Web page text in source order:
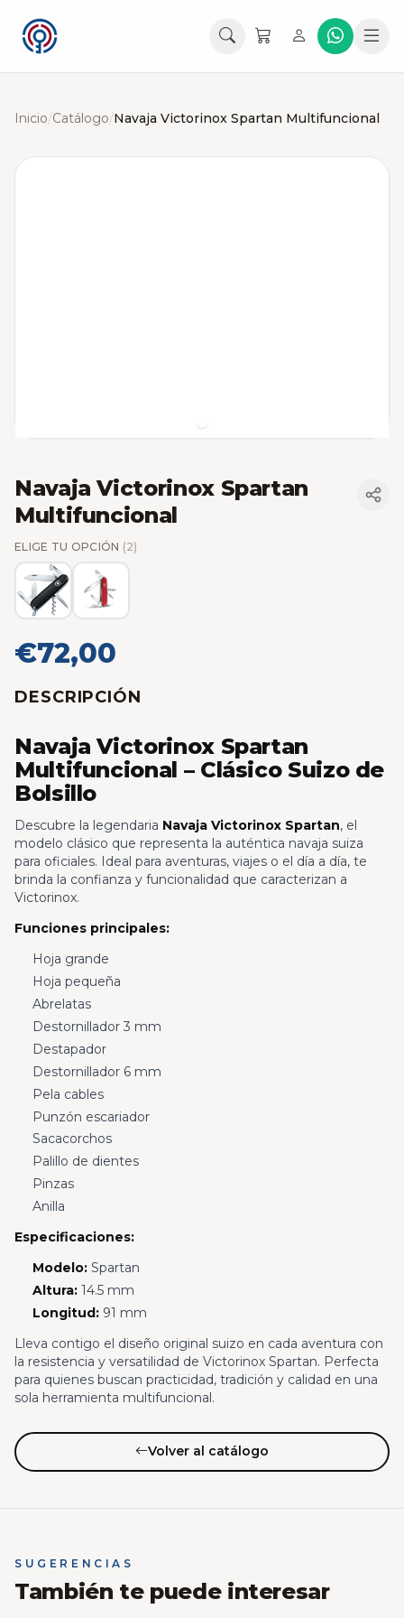
Inicio/Catálogo/Navaja Victorinox Spartan Multifuncional
Navaja Victorinox Spartan
Multifuncional
ELIGE TU OPCIÓN (2)
€72,00
DESCRIPCIÓN
Navaja Victorinox Spartan
Multifuncional – Clásico Suizo de
Bolsillo
Descubre la legendaria Navaja Victorinox Spartan, el
modelo clásico que representa la auténtica navaja suiza
para oficiales. Ideal para aventuras, viajes o el día a día, te
brinda la confianza y funcionalidad que caracterizan a
Victorinox.
Funciones principales:
Hoja grande
Hoja pequeña
Abrelatas
Destornillador 3 mm
Destapador
Destornillador 6 mm
Pela cables
Punzón escariador
Sacacorchos
Palillo de dientes
Pinzas
Anilla
Especificaciones:
Modelo:Spartan
Altura:14.5 mm
Longitud:91 mm
Lleva contigo el diseño original suizo en cada aventura con
la resistencia y versatilidad de Victorinox Spartan. Perfecta
para quienes buscan practicidad, tradición y calidad en una
sola herramienta multifuncional.
Volver al catálogo
SUGERENCIAS
También te puede interesar